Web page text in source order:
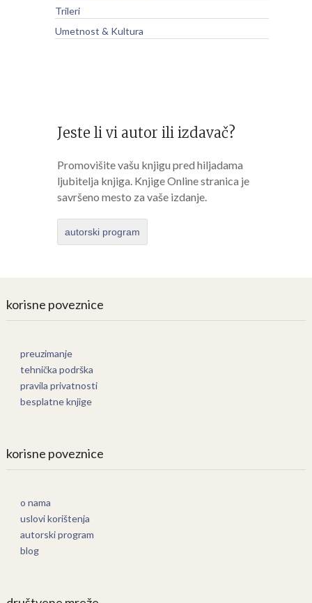
Trileri
Umetnost & Kultura
Jeste li vi autor ili izdavač?
Promovišite vašu knjigu pred hiljadama
ljubitelja knjiga. Knjige Online stranica je
savršeno mesto za vaše izdanje.
autorski program
korisne poveznice
preuzimanje
tehnička podrška
pravila privatnosti
besplatne knjige
korisne poveznice
o nama
uslovi korištenja
autorski program
blog